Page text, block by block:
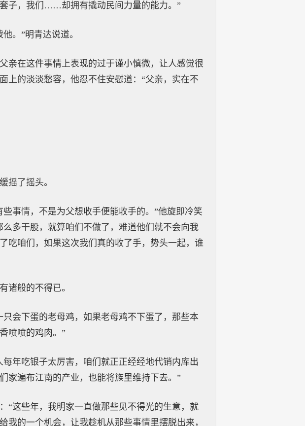
子，我们……却拥有撬动民间力量的能力。”
。”明青达说道。
亲在这件事情上表现的过于谨小慎微，让人感觉很
上的淡淡愁容，他忍不住安慰道：“父亲，实在不
摇了摇头。
事情，不是为父想收手便能收手的。”他旋即冷笑
多干股，就算咱们不做了，难道他们就不会向我
吃咱们，如果这次我们真的收了手，势头一起，谁
诸般的不得已。
会下蛋的老母鸡，如果老母鸡不下蛋了，那些本
喷喷的鸡肉。”
年吃银子太厉害，咱们就正正经经地代销内库出
家遍布江南的产业，也能将族里维持下去。”
“这些年，我明家一直做那些见不得光的生意，就
的一个机会，让我趁机从那些事情里摆脱出来，